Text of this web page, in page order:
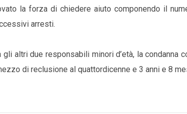
la forza di chiedere aiuto componendo il
arresti.
gli altri due responsabili minori d’età, la
di reclusione al quattordicenne e 3 anni e 8